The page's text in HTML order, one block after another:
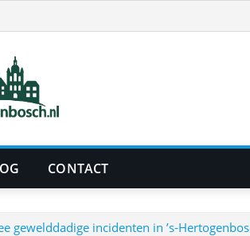
CONTACT
gewelddadige incidenten in